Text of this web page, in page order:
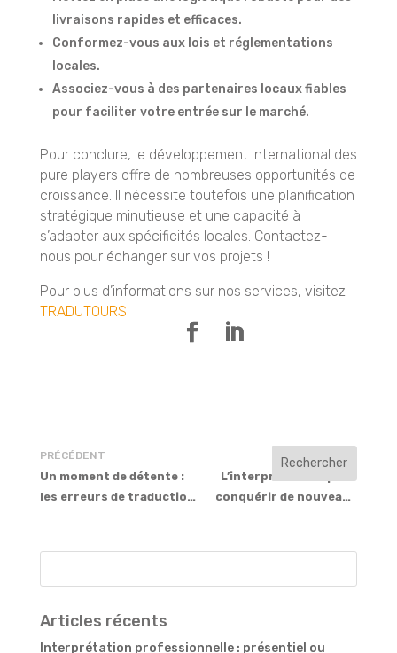
livraisons rapides et efficaces.
Conformez-vous aux lois et réglementations
locales.
Associez-vous à des partenaires locaux fiables
pour faciliter votre entrée sur le marché.
Pour conclure, le développement international des
pure players offre de nombreuses opportunités de
croissance. Il nécessite toutefois une planification
stratégique minutieuse et une capacité à
s’adapter aux spécificités locales. Contactez-
nous pour échanger sur vos projets !
Pour plus d’informations sur nos services, visitez
TRADUTOURS
PRÉCÉDENT
Un moment de détente :
les erreurs de traduction
SUIVANT
L’interprétation, pour
conquérir de nouveaux
Articles récents
Interprétation professionnelle : présentiel ou